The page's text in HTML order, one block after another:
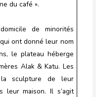
du café ».
de minorités
ont donné leur nom
le plateau héberge
Alak & Katu. Les
sculpture de leur
leur maison. Il s’agit